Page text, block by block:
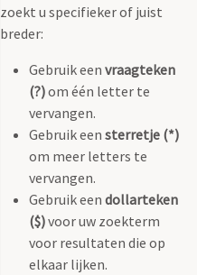
zoekt u specifieker of juist
breder:
Gebruik een vraagteken
(?)om één letter te
vervangen.
Gebruik een sterretje (*)
om meer letters te
vervangen.
Gebruik een dollarteken
($)voor uw zoekterm
voor resultaten die op
elkaar lijken.